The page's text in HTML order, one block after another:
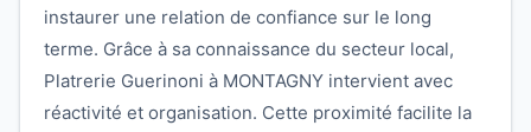
instaurer une relation de confiance sur le long
terme. Grâce à sa connaissance du secteur local,
Platrerie Guerinoni à MONTAGNY intervient avec
réactivité et organisation. Cette proximité facilite la